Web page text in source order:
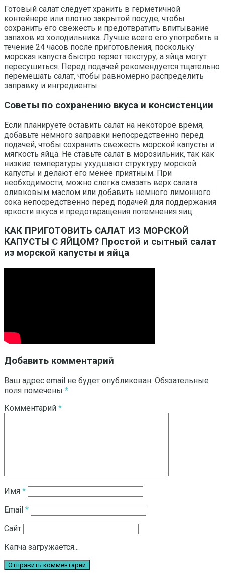
Готовый салат следует хранить в герметичной
контейнере или плотно закрытой посуде, чтобы
сохранить его свежесть и предотвратить впитывание
запахов из холодильника. Лучше всего его употребить в
течение 24 часов после приготовления, поскольку
морская капуста быстро теряет текстуру, а яйца могут
пересушиться. Перед подачей рекомендуется тщательно
перемешать салат, чтобы равномерно распределить
заправку и ингредиенты.
Советы по сохранению вкуса и консистенции
Если планируете оставить салат на некоторое время,
добавьте немного заправки непосредственно перед
подачей, чтобы сохранить свежесть морской капусты и
мягкость яйца. Не ставьте салат в морозильник, так как
низкие температуры ухудшают структуру морской
капусты и делают его менее приятным. При
необходимости, можно слегка смазать верх салата
оливковым маслом или добавить немного лимонного
сока непосредственно перед подачей для поддержания
яркости вкуса и предотвращения потемнения яиц.
КАК ПРИГОТОВИТЬ САЛАТ ИЗ МОРСКОЙ
КАПУСТЫ С ЯЙЦОМ? Простой и сытный салат
из морской капусты и яйца
Добавить комментарий
Ваш адрес email не будет опубликован. Обязательные
поля помечены *
Комментарий *
Имя *
Email *
Сайт
Капча загружается...